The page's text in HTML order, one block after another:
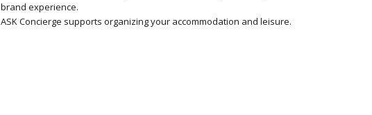
brand experience.
ASK Concierge supports organizing your accommodation and leisure.